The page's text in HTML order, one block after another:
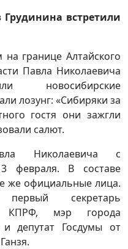
встретили
границе Алтайского
Павла Николаевича
новосибирские
лозунг: «Сибиряки за
гостя они зажгли
салют.
Николаевича с
февраля. В составе
же официальные лица.
секретарь
КПРФ, мэр города
депутат Госдумы от